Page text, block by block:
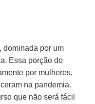
dominada por um
Essa porção do
por mulheres,
na pandemia.
que não será fácil